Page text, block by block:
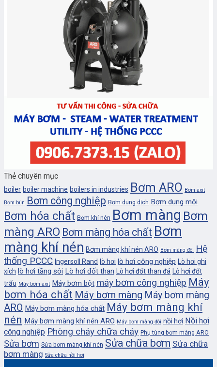
Thẻ chuyên mục
boiler boiler machine boilers in industries Bơm ARO Bơm axit
Bơm bùn
Bơm công nghiệp Bơm dung dịch Bơm dung môi
Bơm hóa chất Bơm khí nén Bơm màng Bơm
màng ARO Bơm màng hóa chất Bơm
màng khí nén Bơm màng khí nén ARO Bơm màng đôi Hệ
thống PCCC Ingersoll Rand lò hơi lò hơi công nghiệp Lò hơi ghi
xích lò hơi tầng sôi Lò hơi đốt than Lò hơi đốt than đá Lò hơi đốt
trấu Máy bơm axit Máy bơm bột máy bơm công nghiệp Máy
bơm hóa chất Máy bơm màng Máy bơm màng
ARO Máy bơm màng hóa chất Máy bơm màng khí
nén Máy bơm màng khí nén ARO Máy bơm màng đôi nồi hơi Nồi hơi
công nghiệp Phòng cháy chữa cháy Phụ tùng bơm màng ARO
Sửa bơm Sửa bơm màng khí nén Sửa chữa bơm Sửa chữa
bơm màng Sửa chữa nồi hơi